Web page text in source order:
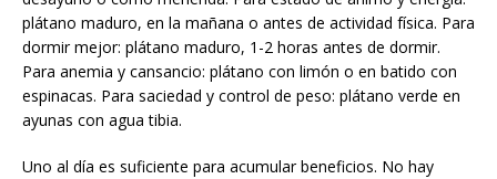
plátano maduro, en la mañana o antes de actividad física. Para
dormir mejor: plátano maduro, 1-2 horas antes de dormir.
Para anemia y cansancio: plátano con limón o en batido con
espinacas. Para saciedad y control de peso: plátano verde en
ayunas con agua tibia.
Uno al día es suficiente para acumular beneficios. No hay